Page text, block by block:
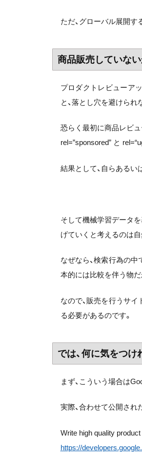
ただ、グローバル展開
商品販売していな
プロダクトレビューア
と、落とし穴を避けられ
恐らく最初に商品レビュ
rel=”sponsored” と
結果として、自らあるい
そして機械学習データ
げていくと考えるのは自
なぜなら、検索行為の中
本的には比較を伴う物だ
なので、販売を行うサ
る必要があるのです。
では、何に気をつけ
まず、こういう場合は
実際、合わせて公開され
Write high quality
https://